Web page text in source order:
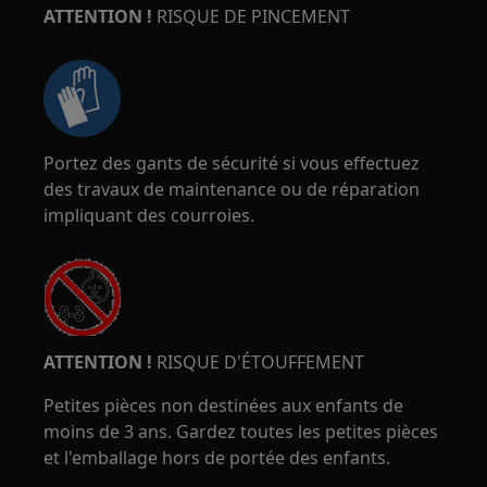
ATTENTION ! RISQUE DE PINCEMENT
Portez des gants de sécurité si vous effectuez
des travaux de maintenance ou de réparation
impliquant des courroies.
ATTENTION ! RISQUE D'ÉTOUFFEMENT
Petites pièces non destinées aux enfants de
moins de 3 ans. Gardez toutes les petites pièces
et l'emballage hors de portée des enfants.